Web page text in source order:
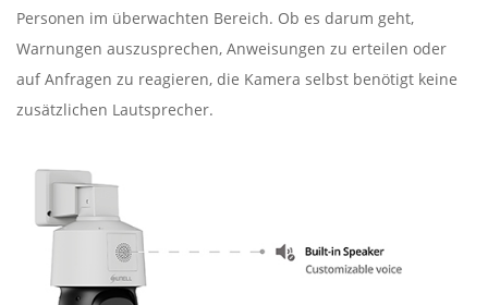
Personen im überwachten Bereich. Ob es darum geht,
Warnungen auszusprechen, Anweisungen zu erteilen oder
auf Anfragen zu reagieren, die Kamera selbst benötigt keine
zusätzlichen Lautsprecher.